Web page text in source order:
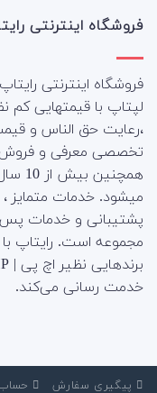
فروشگاه اینترنتی
فروشگاه اینترنتی
لپتاپ با قیمتهایی کم
،رعایت حق الناس و
تخصصی معرفی و فروش
میشود. خدمات متمایز
پشتیبانی و خدمات پس
مجموعه است. رایتاپ
خدمت رسانی می‌کند.
‌ پیگیری سفارش